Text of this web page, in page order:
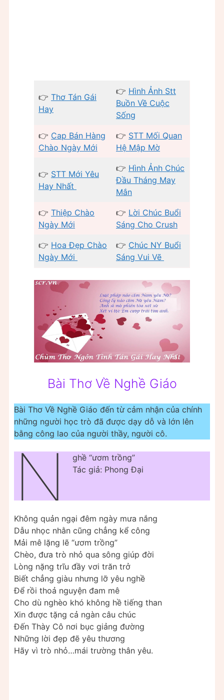
👉 Thơ Tán Gái
Hay
👉 Hình Ảnh Stt
Buồn Về Cuộc
Sống
👉 Cap Bán Hàng
Chào Ngày Mới
👉 STT Mối Quan
Hệ Mập Mờ
👉 STT Mới Yêu
Hay Nhất
👉 Hình Ảnh Chúc
Đầu Tháng May
Mắn
👉 Thiệp Chào
Ngày Mới
👉 Lời Chúc Buổi
Sáng Cho Crush
👉 Hoa Đẹp Chào
Ngày Mới
👉 Chúc NY Buổi
Sáng Vui Vẽ
Bài Thơ Về Nghề Giáo
Bài Thơ Về Nghề Giáo đến từ cảm nhận của chính
những người học trò đã được dạy dỗ và lớn lên
bằng công lao của người thầy, người cô.
N
ghề “ươm trồng”
Tác giả: Phong Đại
Không quản ngại đêm ngày mưa nắng
Dẫu nhọc nhằn cũng chẳng kể công
Mải mê lặng lẽ “ươm trồng”
Chèo, đưa trò nhỏ qua sông giúp đời
Lòng nặng trĩu đầy vơi trăn trở
Biết chẳng giàu nhưng lỡ yêu nghề
Để rồi thoả nguyện đam mê
Cho dù nghèo khó không hề tiếng than
Xin được tặng cả ngàn câu chúc
Đến Thày Cô nơi bục giảng đường
Những lời đẹp đẽ yêu thương
Hãy vì trò nhỏ…mái trường thân yêu.